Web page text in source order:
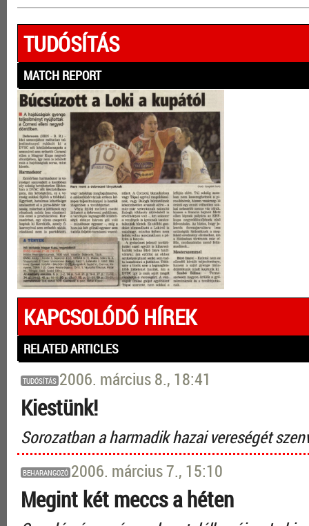
TUDÓSÍTÁS
MATCH REPORT
KAPCSOLÓDÓ HÍREK
RELATED ARTICLES
TUDÓSÍTÁS 2006. március 8., 18:41
Kiestünk!
Sorozatban a harmadik hazai vereségét
BEHARANGOZÓ 2006. március 7., 15:10
Megint két meccs a héten